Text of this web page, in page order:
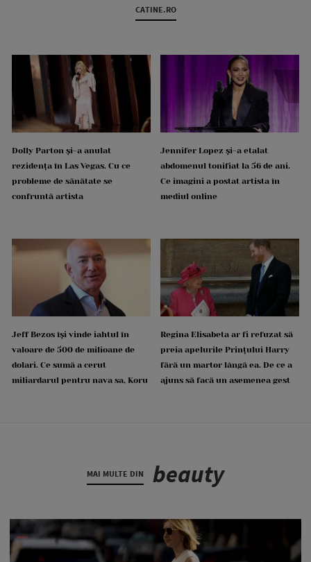
CATINE.RO
Dolly Parton și-a anulat
rezidența în Las Vegas. Cu ce
probleme de sănătate se
confruntă artista
Jennifer Lopez și-a etalat
abdomenul tonifiat la 56 de ani.
Ce imagini a postat artista în
mediul online
Jeff Bezos își vinde iahtul în
valoare de 500 de milioane de
dolari. Ce sumă a cerut
miliardarul pentru nava sa, Koru
Regina Elisabeta ar fi refuzat să
preia apelurile Prințului Harry
fără un martor lângă ea. De ce a
ajuns să facă un asemenea gest
MAI MULTE DIN beauty